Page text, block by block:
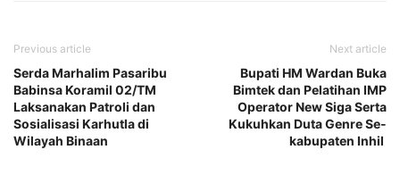
Previous article
Serda Marhalim Pasaribu
Babinsa Koramil 02/TM
Laksanakan Patroli dan
Sosialisasi Karhutla di
Wilayah Binaan
Next article
Bupati HM Wardan Buka
Bimtek dan Pelatihan IMP
Operator New Siga Serta
Kukuhkan Duta Genre Se-
kabupaten Inhil